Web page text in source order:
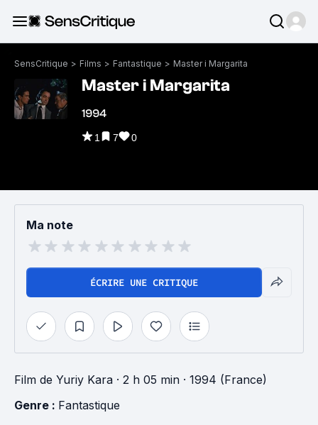
SensCritique > Films > Fantastique > Master i Margarita
Master i Margarita
1994
1 7 0
Ma note
ÉCRIRE UNE CRITIQUE
Film de Yuriy Kara · 2 h 05 min · 1994 (France)
Genre : Fantastique